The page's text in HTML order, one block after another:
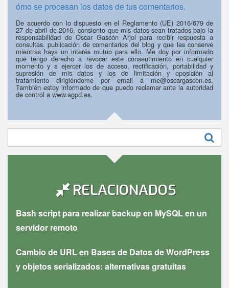
ómo se procesan los datos de tus comentarios.
De acuerdo con lo dispuesto en el Reglamento (UE) 2016/679 de
27 de abril de 2016, consiento que mis datos sean tratados bajo la
responsabilidad de Oscar Gascón Arjol para recibir respuesta a
consultas. publicación de comentarios del blog y que las conserve
mientras haya un interés mutuo para ello. Me doy por informado
que tengo derecho a revocar este consentimiento en cualquier
momento y a ejercer los de acceso, rectificación, portabilidad y
supresión de mis datos y los de limitación y oposición al
tratamiento dirigiéndome por email a me@oscargascon.es.
También estoy informado de que puedo reclamar ante la autoridad
de control a www.agpd.es.
RELACIONADOS
Bash script para realizar backup en MySQL en un
servidor remoto
Cambio de URL en Bases de Datos de WordPress
y objetos serializados: alternativas gratuitas